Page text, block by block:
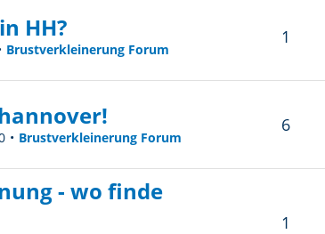
HH?
Brustverkleinerung Forum
1
Brustverkleinerung Forum
6
- wo finde
1